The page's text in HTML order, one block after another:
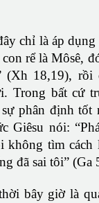
chỉ là áp
rể là Môsê,
(Xh 18,19), rồi
Trong bất cứ
phân định tốt
Giêsu nói:
không tìm cách
đã sai tôi” (Ga
bây giờ là